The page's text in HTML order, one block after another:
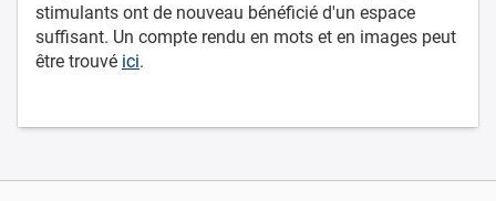
stimulants ont de nouveau bénéficié d'un espace
suffisant. Un compte rendu en mots et en images peut
être trouvé ici.